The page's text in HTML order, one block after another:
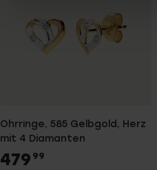
Ohrringe, 585 Gelbgold, Herz
mit 4 Diamanten
479 99